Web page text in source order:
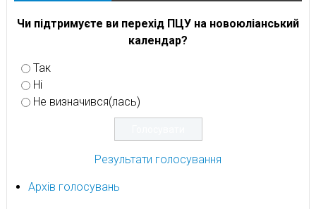
Чи підтримуєте ви перехід ПЦУ на новоюліанський
календар?
Так
Ні
Не визначився(лась)
Результати голосування
Архів голосувань